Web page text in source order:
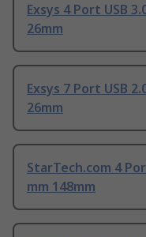
Exsys 4 Port USB
26mm
Exsys 7 Port USB
26mm
StarTech.com 4
mm 148mm